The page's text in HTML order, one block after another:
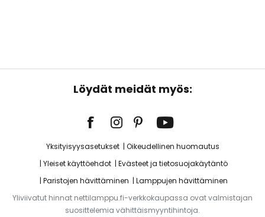
Löydät meidät myös:
Yksityisyysasetukset
Oikeudellinen huomautus
Yleiset käyttöehdot
Evästeet ja tietosuojakäytäntö
Paristojen hävittäminen
Lamppujen hävittäminen
Yliviivatut hinnat nettilamppu.fi-verkkokaupassa ovat valmistajan
suosittelemia vähittäismyyntihintoja.